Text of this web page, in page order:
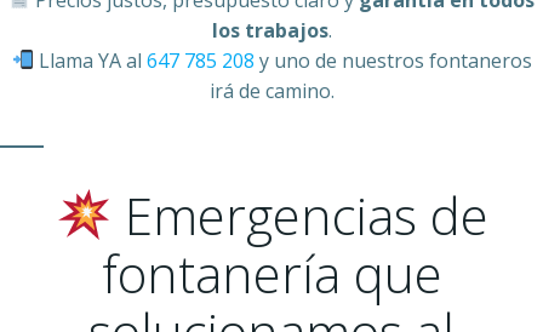
los trabajos.
Llama YA al 647 785 208 y uno de nuestros fontaneros
irá de camino.
Emergencias de
fontanería que